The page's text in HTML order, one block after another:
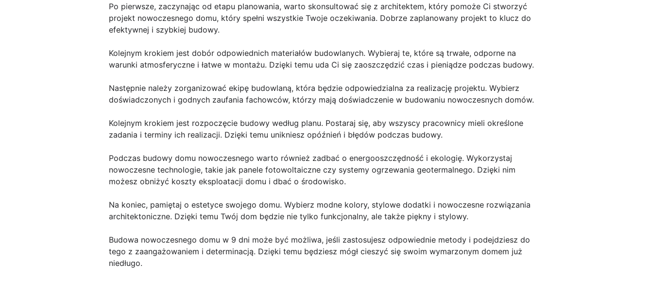
Po pierwsze, zaczynając od etapu planowania, warto skonsultować się z architektem, który pomoże Ci stworzyć
projekt nowoczesnego domu, który spełni wszystkie Twoje oczekiwania. Dobrze zaplanowany projekt to klucz do
efektywnej i szybkiej budowy.
Kolejnym krokiem jest dobór odpowiednich materiałów budowlanych. Wybieraj te, które są trwałe, odporne na
warunki atmosferyczne i łatwe w montażu. Dzięki temu uda Ci się zaoszczędzić czas i pieniądze podczas budowy.
Następnie należy zorganizować ekipę budowlaną, która będzie odpowiedzialna za realizację projektu. Wybierz
doświadczonych i godnych zaufania fachowców, którzy mają doświadczenie w budowaniu nowoczesnych domów.
Kolejnym krokiem jest rozpoczęcie budowy według planu. Postaraj się, aby wszyscy pracownicy mieli określone
zadania i terminy ich realizacji. Dzięki temu unikniesz opóźnień i błędów podczas budowy.
Podczas budowy domu nowoczesnego warto również zadbać o energooszczędność i ekologię. Wykorzystaj
nowoczesne technologie, takie jak panele fotowoltaiczne czy systemy ogrzewania geotermalnego. Dzięki nim
możesz obniżyć koszty eksploatacji domu i dbać o środowisko.
Na koniec, pamiętaj o estetyce swojego domu. Wybierz modne kolory, stylowe dodatki i nowoczesne rozwiązania
architektoniczne. Dzięki temu Twój dom będzie nie tylko funkcjonalny, ale także piękny i stylowy.
Budowa nowoczesnego domu w 9 dni może być możliwa, jeśli zastosujesz odpowiednie metody i podejdziesz do
tego z zaangażowaniem i determinacją. Dzięki temu będziesz mógł cieszyć się swoim wymarzonym domem już
niedługo.